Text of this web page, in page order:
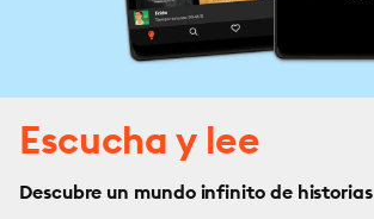
Escucha y lee
Descubre un mundo infinito de historias